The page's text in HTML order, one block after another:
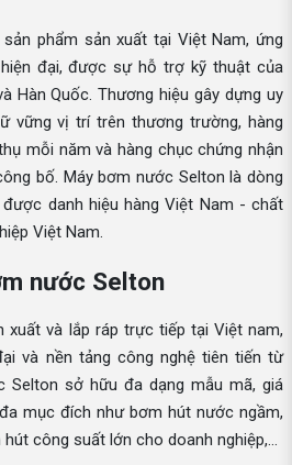
phẩm sản xuất tại Việt Nam, ứng
đại, được sự hỗ trợ kỹ thuật của
Hàn Quốc. Thương hiệu gây dựng uy
vững vị trí trên thương trường, hàng
mỗi năm và hàng chục chứng nhận
bố. Máy bơm nước Selton là dòng
danh hiệu hàng Việt Nam - chất
Việt Nam.
nước Selton
xuất và lắp ráp trực tiếp tại Việt nam,
và nền tảng công nghệ tiên tiến từ
Selton sở hữu đa dạng mẫu mã, giá
mục đích như bơm hút nước ngầm,
công suất lớn cho doanh nghiệp,...